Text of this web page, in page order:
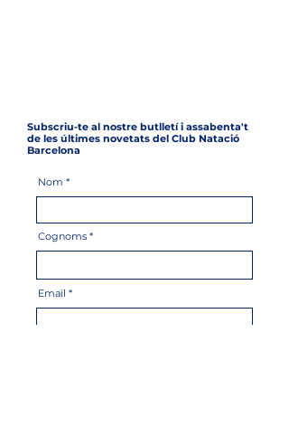
Subscriu-te al nostre butlletí i assabenta't
de les últimes novetats del Club Natació
Barcelona
Nom
Cognoms
Email